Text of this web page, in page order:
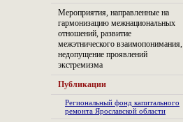
Мероприятия, направленные на
гармонизацию межнациональных
отношений, развитие
межэтнического взаимопонимания,
недопущение проявлений
экстремизма
Публикации
Региональный фонд капитального
ремонта Ярославской области